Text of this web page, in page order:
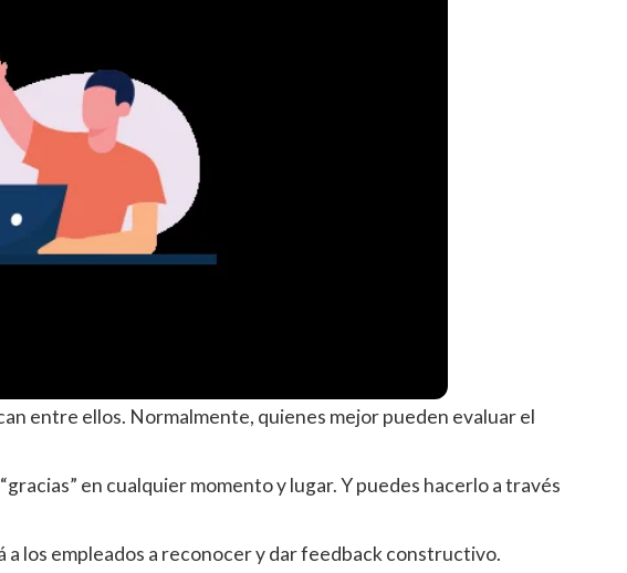
entre ellos. Normalmente, quienes mejor pueden evaluar el
en cualquier momento y lugar. Y puedes hacerlo a través
los empleados a reconocer y dar feedback constructivo.